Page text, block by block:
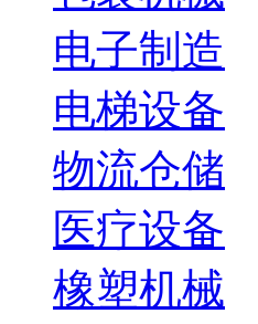
电子制造
电梯设备
物流仓储
医疗设备
橡塑机械